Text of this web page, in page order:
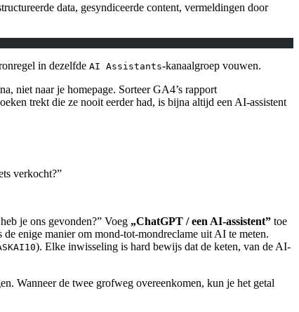
data, gesyndiceerde content, vermeldingen door
in dezelfde AI Assistants-kanaalgroep vouwen.
niet naar je homepage. Sorteer GA4’s rapport
trekt die ze nooit eerder had, is bijna altijd een AI-assistent
verkocht?”
je ons gevonden?” Voeg „ChatGPT / een AI-assistent” toe
enige manier om mond-tot-mondreclame uit AI te meten.
). Elke inwisseling is hard bewijs dat de keten, van de AI-
Wanneer de twee grofweg overeenkomen, kun je het getal